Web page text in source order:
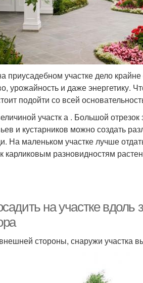
приусадебном участке дело
урожайность и даже энергетику.
подойти со всей
участк а . Большой
и кустарников можно создать
На маленьком участке лучше
карликовым разновидностям
на участке
стороны, снаружи участка